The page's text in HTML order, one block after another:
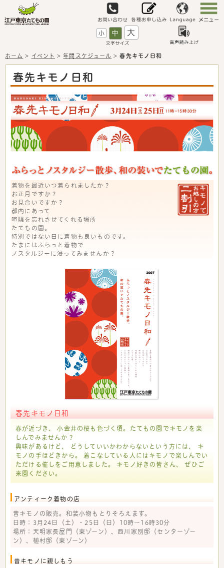
小 中 大
ホーム > イベント >年間スケジュール >春先キモノ日和
春先キモノ日和
着物を最近いつ着られましたか？
お正月ですか？
お見合いですか？
都内にあって
喧騒を忘れさせてくれる場所
たてもの園。
特別ではない日に着物も良いものです。
たまにはふらっと着物で
ノスタルジーに浸ってみませんか？
春先キモノ日和
春が近づき、 小金井の桜も色づく頃。たてもの園でキモノを楽
しんでみませんか？
興味があるけど、 どうしていいかわからないという方には、 キ
モノの手ほどきから。 着こなしている人にはキモノで楽しんでい
ただける催しをご用意しました。 キモノ好きの皆さん、 ぜひご
来園ください。
アンティーク着物の店
昔キモノの販売。和装小物もとりそろえます。
日時：3月24日（土）・25日（日）10時～16時30分
場所：天明家長屋門（東ゾーン）、西川家別邸（センターゾー
ン）、植村邸（東ゾーン）
昔キモノに親しもう